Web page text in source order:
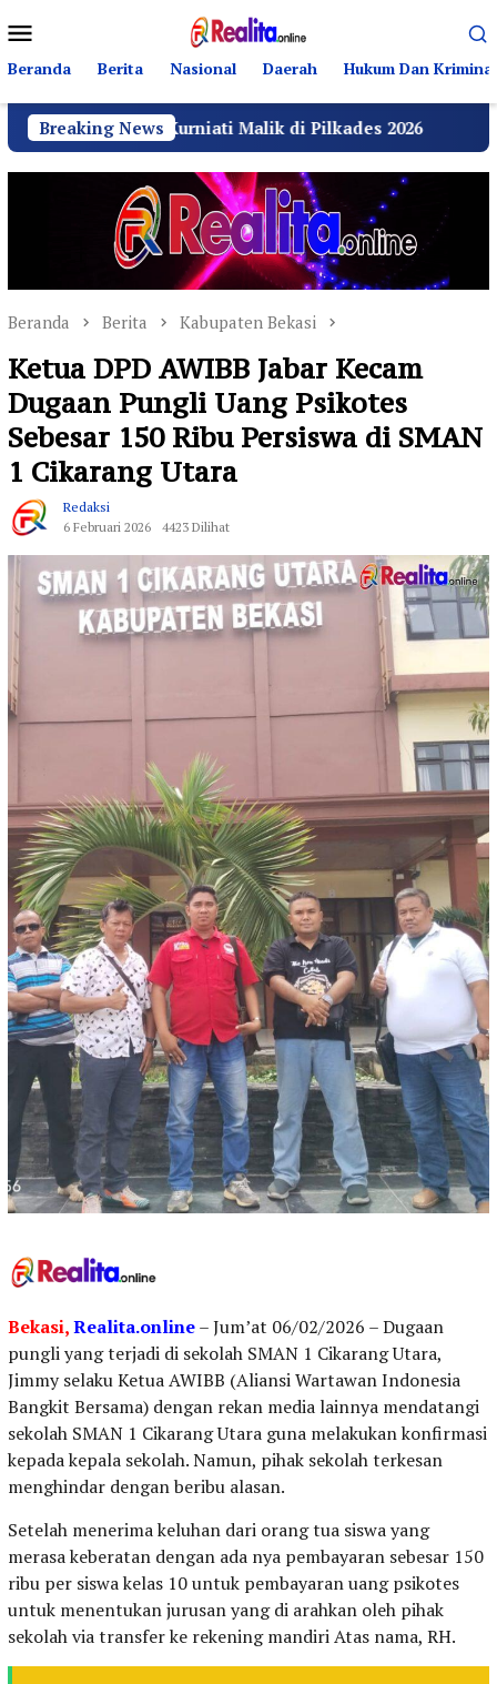
ke
kontenMobile
Beranda Berita Nasional Daerah Hukum Dan Kriminal
Breaking News
Kurniati Malik di Pilkades 2026 GRIB Jaya
Beranda Berita Kabupaten Bekasi
Ketua DPD AWIBB Jabar Kecam
Dugaan Pungli Uang Psikotes
Sebesar 150 Ribu Persiswa di SMAN
1 Cikarang Utara
Redaksi
6 Februari 2026
4423 Dilihat
Bekasi,Realita.online– Jum’at 06/02/2026 – Dugaan
pungli yang terjadi di sekolah SMAN 1 Cikarang Utara,
Jimmy selaku Ketua AWIBB (Aliansi Wartawan Indonesia
Bangkit Bersama) dengan rekan media lainnya mendatangi
sekolah SMAN 1 Cikarang Utara guna melakukan konfirmasi
kepada kepala sekolah. Namun, pihak sekolah terkesan
menghindar dengan beribu alasan.
Setelah menerima keluhan dari orang tua siswa yang
merasa keberatan dengan ada nya pembayaran sebesar 150
ribu per siswa kelas 10 untuk pembayaran uang psikotes
untuk menentukan jurusan yang di arahkan oleh pihak
sekolah via transfer ke rekening mandiri Atas nama, RH.